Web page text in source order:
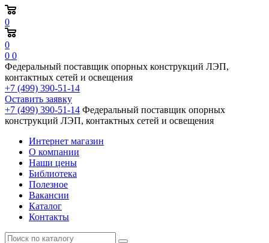
0
0
0 0
Федеральный поставщик опорных конструкций ЛЭП,
контактных сетей и освещения
+7 (499) 390-51-14
Оставить заявку
+7 (499) 390-51-14 Федеральный поставщик опорных
конструкций ЛЭП, контактных сетей и освещения
Интернет магазин
О компании
Наши цены
Библиотека
Полезное
Вакансии
Каталог
Контакты